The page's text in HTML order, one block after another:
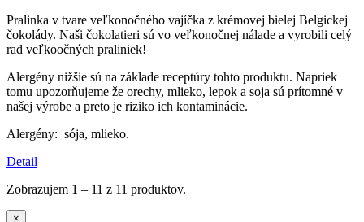
Pralinka v tvare veľkonočného vajíčka z krémovej bielej Belgickej
čokolády. Naši čokolatieri sú vo veľkonočnej nálade a vyrobili celý
rad veľkoočných praliniek!
Alergény nižšie sú na základe receptúry tohto produktu. Napriek
tomu upozorňujeme že orechy, mlieko, lepok a soja sú prítomné v
našej výrobe a preto je riziko ich kontaminácie.
Alergény: sója, mlieko.
Detail
Zobrazujem 1 – 11 z 11 produktov.
×